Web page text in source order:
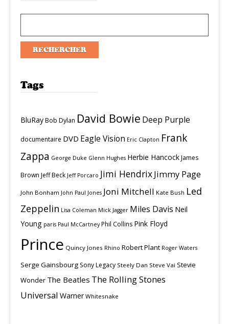
Tags
BluRayBob Dylan David Bowie Deep Purple
documentaire DVD Eagle Vision Eric Clapton Frank
Zappa George Duke Glenn Hughes Herbie HancockJames
Brown Jeff Beck Jeff Porcaro Jimi HendrixJimmy Page
John Bonham John Paul Jones Joni Mitchell Kate Bush Led
Zeppelin Lisa Coleman Mick Jagger Miles Davis Neil
Young paris Paul McCartney Phil Collins Pink Floyd
Prince Quincy Jones Rhino Robert Plant Roger Waters
Serge Gainsbourg Sony Legacy Steely Dan Steve Vai Stevie
Wonder The Beatles The Rolling Stones
Universal Warner Whitesnake